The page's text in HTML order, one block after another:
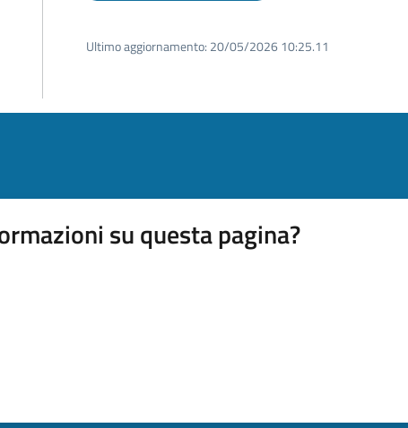
Ultimo aggiornamento: 20/05/2026 10:25.11
su questa pagina?